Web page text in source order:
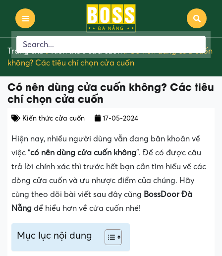
Trang chủ
Có nên dùng cửa cuốn
không? Các tiêu chí chọn cửa cuốn
Có nên dùng cửa cuốn không? Các tiêu
chí chọn cửa cuốn
Kiến thức cửa cuốn 17-05-2024
Hiện nay, nhiều người dùng vẫn đang băn khoăn về
việc “có nên dùng cửa cuốn không”. Để có được câu
trả lời chính xác thì trước hết bạn cần tìm hiểu về các
dòng cửa cuốn và ưu nhược điểm của chúng. Hãy
cùng theo dõi bài viết sau đây cũng BossDoor Đà
Nẵng để hiểu hơn về cửa cuốn nhé!
Mục lục nội dung